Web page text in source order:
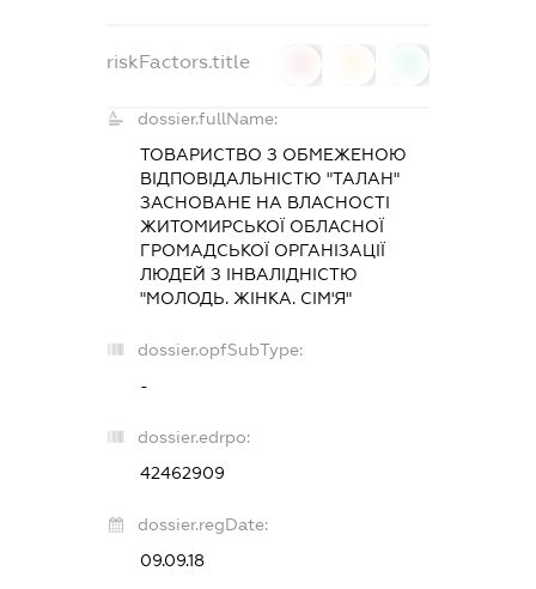
riskFactors.title
dossier.fullName:
ТОВАРИСТВО З ОБМЕЖЕНОЮ
ВІДПОВІДАЛЬНІСТЮ "ТАЛАН"
ЗАСНОВАНЕ НА ВЛАСНОСТІ
ЖИТОМИРСЬКОЇ ОБЛАСНОЇ
ГРОМАДСЬКОЇ ОРГАНІЗАЦІЇ
ЛЮДЕЙ З ІНВАЛІДНІСТЮ
"МОЛОДЬ. ЖІНКА. СІМ'Я"
dossier.opfSubType:
-
dossier.edrpo:
42462909
dossier.regDate:
09.09.18